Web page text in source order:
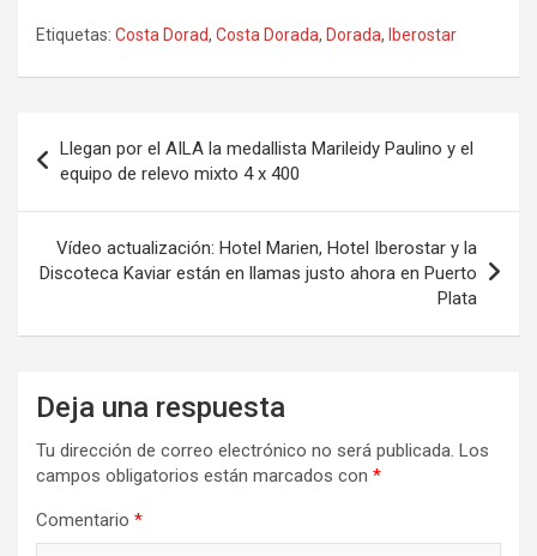
Etiquetas: Costa Dorad, Costa Dorada, Dorada, Iberostar
de
entradas
Llegan por el AILA la medallista Marileidy Paulino y el
equipo de relevo mixto 4 x 400
Vídeo actualización: Hotel Marien, Hotel Iberostar y la
Discoteca Kaviar están en llamas justo ahora en Puerto
Plata
Deja una respuesta
Tu dirección de correo electrónico no será publicada. Los
campos obligatorios están marcados con *
Comentario *